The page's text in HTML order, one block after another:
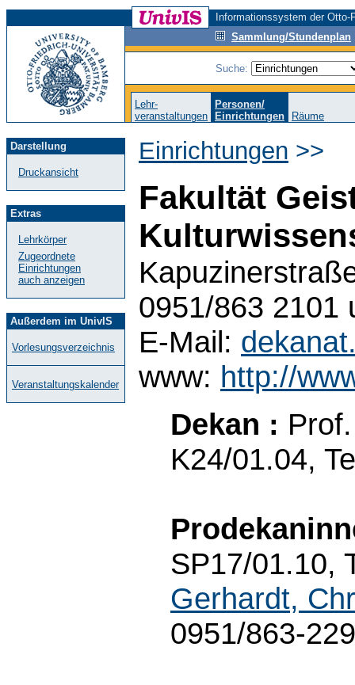
Informationssystem der
Sammlung/Stundenplan
Suche:
Lehr-
veranstaltungen
Personen/
Einrichtungen
Räume
Darstellung
Druckansicht
Extras
Lehrkörper
Zugeordnete
Einrichtungen
auch anzeigen
Außerdem im UnivIS
Vorlesungsverzeichnis
Veranstaltungskalender
Einrichtungen >>
Fakultät
0951/863 2101
E-Mail:
www: http://
Dekan :
K24/01.04,
SP17/01.10,
Gerhardt,
0951/863-